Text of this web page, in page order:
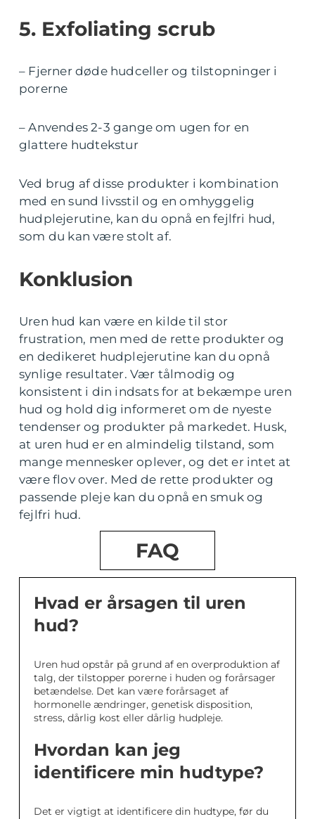
5. Exfoliating scrub
– Fjerner døde hudceller og tilstopninger i
porerne
– Anvendes 2-3 gange om ugen for en
glattere hudtekstur
Ved brug af disse produkter i kombination
med en sund livsstil og en omhyggelig
hudplejerutine, kan du opnå en fejlfri hud,
som du kan være stolt af.
Konklusion
Uren hud kan være en kilde til stor
frustration, men med de rette produkter og
en dedikeret hudplejerutine kan du opnå
synlige resultater. Vær tålmodig og
konsistent i din indsats for at bekæmpe uren
hud og hold dig informeret om de nyeste
tendenser og produkter på markedet. Husk,
at uren hud er en almindelig tilstand, som
mange mennesker oplever, og det er intet at
være flov over. Med de rette produkter og
passende pleje kan du opnå en smuk og
fejlfri hud.
FAQ
Hvad er årsagen til uren
hud?
Uren hud opstår på grund af en overproduktion af
talg, der tilstopper porerne i huden og forårsager
betændelse. Det kan være forårsaget af
hormonelle ændringer, genetisk disposition,
stress, dårlig kost eller dårlig hudpleje.
Hvordan kan jeg
identificere min hudtype?
Det er vigtigt at identificere din hudtype, før du